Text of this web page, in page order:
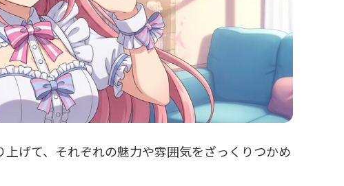
げて、それぞれの魅力や雰囲気をざっくりつかめ